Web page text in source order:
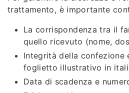
trattamento, è importante
La corrispondenza tra il
quello ricevuto (nome,
Integrità della confezione
foglietto illustrativo in
Data di scadenza e